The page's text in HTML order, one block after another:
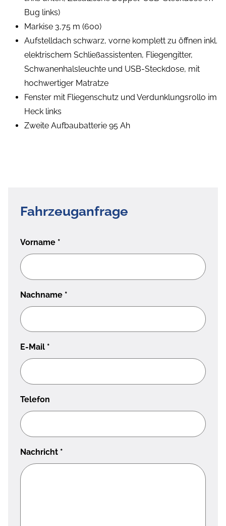
Bug links)
Markise 3,75 m (600)
Aufstelldach schwarz, vorne komplett zu öffnen inkl.
elektrischem Schließassistenten, Fliegengitter,
Schwanenhalsleuchte und USB-Steckdose, mit
hochwertiger Matratze
Fenster mit Fliegenschutz und Verdunklungsrollo im
Heck links
Zweite Aufbaubatterie 95 Ah
Fahrzeuganfrage
Vorname *
Nachname *
E-Mail *
Telefon
Nachricht *